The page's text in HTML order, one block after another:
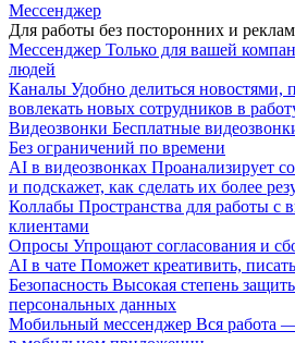
Мессенджер
Для работы без посторонних и
Мессенджер Только для вашей
людей
Каналы Удобно делиться новостями,
вовлекать новых сотрудников в
Видеозвонки Бесплатные
Без ограничений по времени
AI в видеозвонках Проанализирует
и подскажет, как сделать их более
Коллабы Пространства для работы
клиентами
Опросы Упрощают согласования и
AI в чате Поможет креативить,
Безопасность Высокая степень
персональных данных
Мобильный мессенджер Вся работа